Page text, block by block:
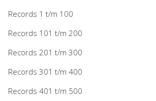
Records 1 t/m 100
Records 101 t/m 200
Records 201 t/m 300
Records 301 t/m 400
Records 401 t/m 500